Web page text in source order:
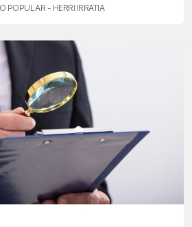
POPULAR - HERRI IRRATIA